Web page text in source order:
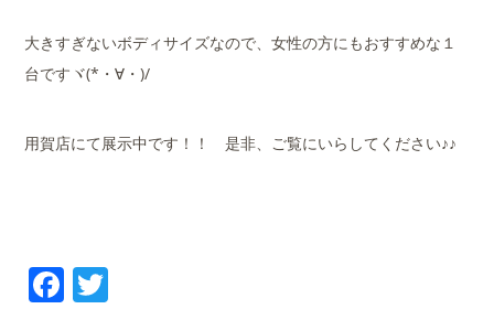
大きすぎないボディサイズなので、女性の方にもおすすめな１
台ですヾ(*・∀・)/
用賀店にて展示中です！！ 是非、ご覧にいらしてください♪♪
Facebook